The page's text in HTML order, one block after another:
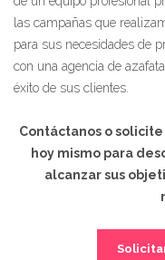
las campañas que
para sus necesidades de
con una agencia de
éxito de sus clientes.
Contáctanos o
hoy mismo para
alcanzar sus